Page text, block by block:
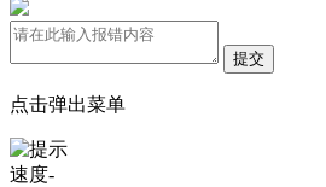
提交
点击弹出菜单
速度-